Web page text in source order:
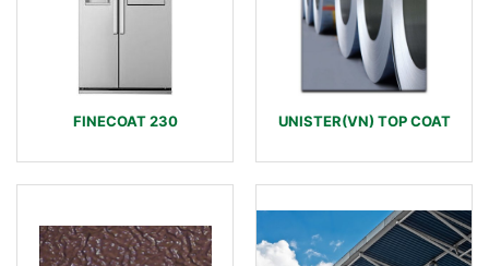
FINECOAT 230 UNISTER(VN) TOP COAT